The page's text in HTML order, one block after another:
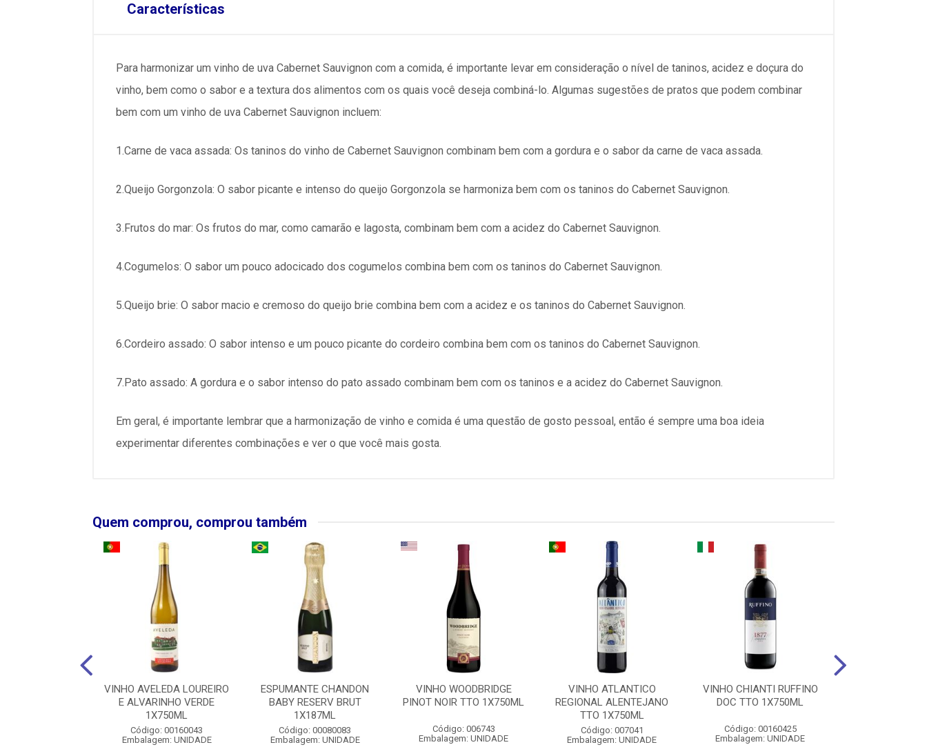
Características
Para harmonizar um vinho de uva Cabernet Sauvignon com a comida, é importante levar em consideração o nível de taninos, acidez e doçura do
vinho, bem como o sabor e a textura dos alimentos com os quais você deseja combiná-lo. Algumas sugestões de pratos que podem combinar
bem com um vinho de uva Cabernet Sauvignon incluem:
1.Carne de vaca assada: Os taninos do vinho de Cabernet Sauvignon combinam bem com a gordura e o sabor da carne de vaca assada.
2.Queijo Gorgonzola: O sabor picante e intenso do queijo Gorgonzola se harmoniza bem com os taninos do Cabernet Sauvignon.
3.Frutos do mar: Os frutos do mar, como camarão e lagosta, combinam bem com a acidez do Cabernet Sauvignon.
4.Cogumelos: O sabor um pouco adocicado dos cogumelos combina bem com os taninos do Cabernet Sauvignon.
5.Queijo brie: O sabor macio e cremoso do queijo brie combina bem com a acidez e os taninos do Cabernet Sauvignon.
6.Cordeiro assado: O sabor intenso e um pouco picante do cordeiro combina bem com os taninos do Cabernet Sauvignon.
7.Pato assado: A gordura e o sabor intenso do pato assado combinam bem com os taninos e a acidez do Cabernet Sauvignon.
Em geral, é importante lembrar que a harmonização de vinho e comida é uma questão de gosto pessoal, então é sempre uma boa ideia
experimentar diferentes combinações e ver o que você mais gosta.
Quem comprou, comprou também
VINHO AVELEDA LOUREIRO
E ALVARINHO VERDE
1X750ML
Código: 00160043
Embalagem: UNIDADE
ESPUMANTE CHANDON
BABY RESERV BRUT
1X187ML
Código: 00080083
Embalagem: UNIDADE
VINHO WOODBRIDGE
PINOT NOIR TTO 1X750ML
Código: 006743
Embalagem: UNIDADE
VINHO ATLANTICO
REGIONAL ALENTEJANO
TTO 1X750ML
Código: 007041
Embalagem: UNIDADE
VINHO CHIANTI RUFFINO
DOC TTO 1X750ML
Código: 00160425
Embalagem: UNIDADE